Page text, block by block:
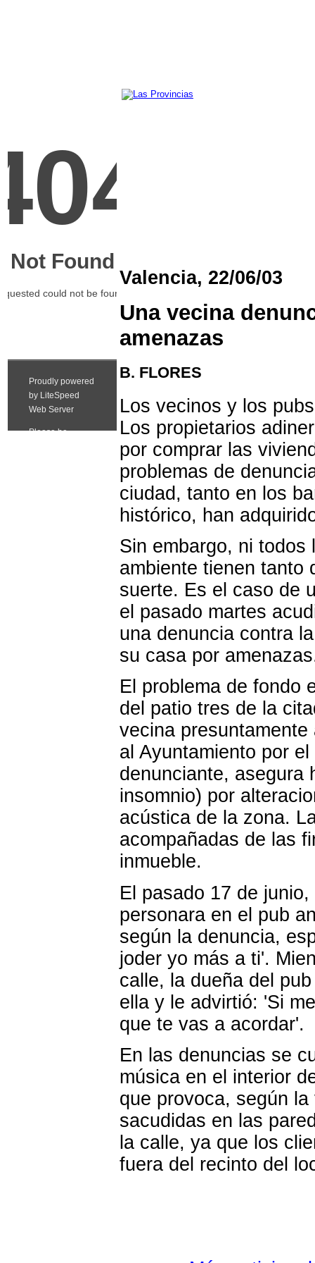
Valencia, 22/06/03
Una vecina
amenazas
B. FLORES
Los vecinos y los
Los propietarios
por comprar las
problemas de
ciudad, tanto en los
histórico, han
Sin embargo, ni
ambiente tienen tanto
suerte. Es el caso de
el pasado martes
una denuncia contra
su casa por
El problema de fondo
del patio tres de la
vecina
al Ayuntamiento por
denunciante, asegura
insomnio) por
acústica de la zona.
acompañadas de las
inmueble.
El pasado 17 de
personara en el pub
según la denuncia,
joder yo más a ti'.
calle, la dueña del
ella y le advirtió: 'Si
que te vas a acordar'.
En las denuncias se
música en el interior
que provoca, según
sacudidas en las
la calle, ya que los
fuera del recinto del